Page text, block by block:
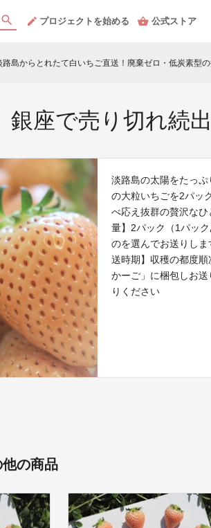
プロジェクトを始める 公式ストア
路島からとれたて白いちご直送！廃棄ゼロ・低炭素型
銀座で売り切れ
淡路島の太陽をたっ
の大粒いちごを2パッ
べ応え抜群の贅沢な
量】2パック（1パッ
のを選んでお送りし
送時期】収穫の都度
かーご」に梱包しお
りください
の商品